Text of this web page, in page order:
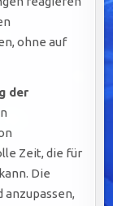
ohne auf
der
Zeit, die für
Die